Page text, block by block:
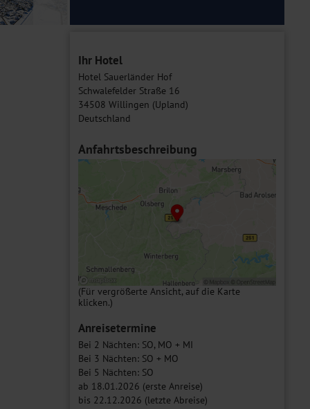
Ihr Hotel
Hotel Sauerländer Hof
Schwalefelder Straße 16
34508 Willingen (Upland)
Deutschland
Anfahrtsbeschreibung
(Für vergrößerte Ansicht, auf die Karte
klicken.)
Anreisetermine
Bei 2 Nächten: SO, MO + MI
Bei 3 Nächten: SO + MO
Bei 5 Nächten: SO
ab 18.01.2026 (erste Anreise)
bis 22.12.2026 (letzte Abreise)